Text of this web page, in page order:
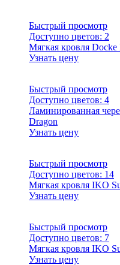
Быстрый просмотр
Доступно цветов: 2
Мягкая кровля
Узнать цену
Быстрый просмотр
Доступно цветов: 4
Ламинированная
Dragon
Узнать цену
Быстрый просмотр
Доступно цветов: 14
Мягкая кровля IKO
Узнать цену
Быстрый просмотр
Доступно цветов: 7
Мягкая кровля IKO
Узнать цену